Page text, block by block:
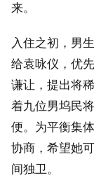
来。
入住之初，男
给袁咏仪，优
谦让，提出将
着九位男坞民
便。为平衡集
协商，希望她
间独卫。